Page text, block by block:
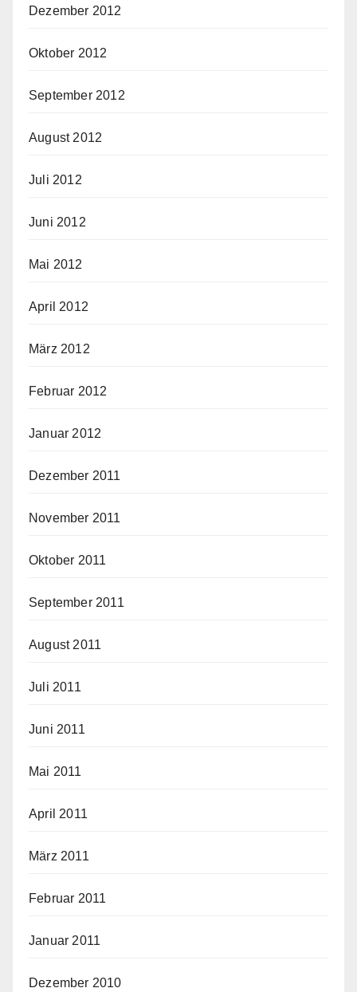
Dezember 2012
Oktober 2012
September 2012
August 2012
Juli 2012
Juni 2012
Mai 2012
April 2012
März 2012
Februar 2012
Januar 2012
Dezember 2011
November 2011
Oktober 2011
September 2011
August 2011
Juli 2011
Juni 2011
Mai 2011
April 2011
März 2011
Februar 2011
Januar 2011
Dezember 2010